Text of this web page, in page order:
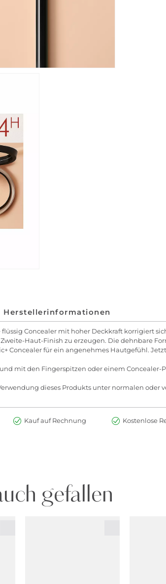
Herstellerinformationen
Concealer mit hoher Deckkraft korrigiert
Haut-Finish zu erzeugen. Die dehnbare
Concealer für ein angenehmes Hautgefühl.
mit den Fingerspitzen oder einem Concealer-
dieses Produkts unter normalen
Kauf auf Rechnung Kostenlose
gefallen